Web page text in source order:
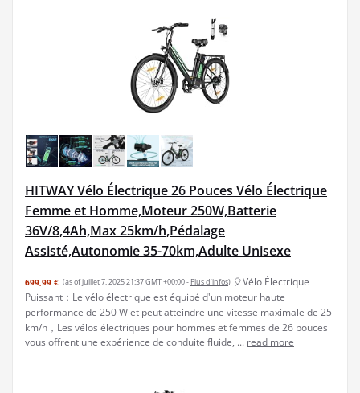
HITWAY Vélo Électrique 26 Pouces Vélo Électrique
Femme et Homme,Moteur 250W,Batterie
36V/8,4Ah,Max 25km/h,Pédalage
Assisté,Autonomie 35-70km,Adulte Unisexe
699,99 € (as of juillet 7, 2025 21:37 GMT +00:00 - Plus d’infos) 🎈Vélo Électrique
Puissant：Le vélo électrique est équipé d'un moteur haute
performance de 250 W et peut atteindre une vitesse maximale de 25
km/h，Les vélos électriques pour hommes et femmes de 26 pouces
vous offrent une expérience de conduite fluide, ... read more